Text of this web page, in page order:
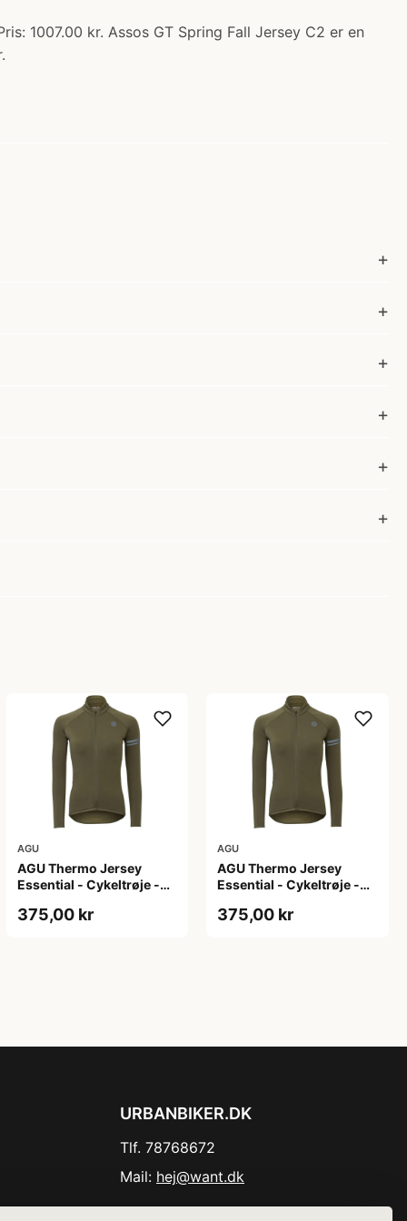
1007.00 kr. Assos GT Spring Fall Jersey C2 er en
AGU
AGU Thermo Jersey
Essential - Cykeltrøje -
XL
375,00 kr
AGU
AGU Thermo Jersey
Essential - Cykeltrøje -
XXL
375,00 kr
URBANBIKER.DK
Tlf. 78768672
Mail: hej@want.dk